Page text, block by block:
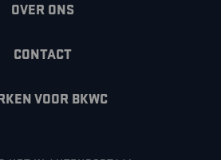
OVER ONS
CONTACT
VOOR BKWC